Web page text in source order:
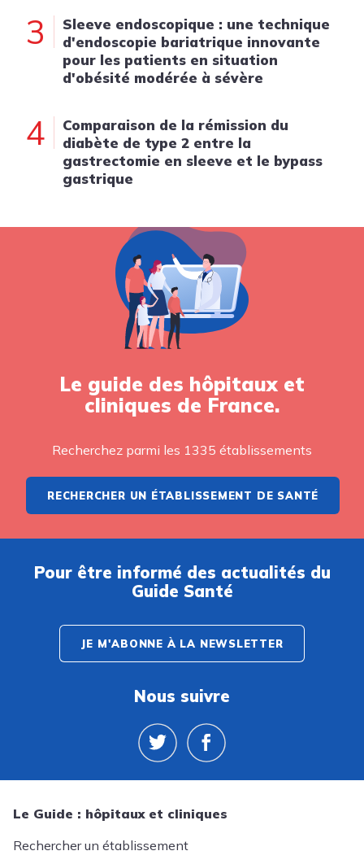
3
Sleeve endoscopique : une technique
d'endoscopie bariatrique innovante
pour les patients en situation
d'obésité modérée à sévère
4
Comparaison de la rémission du
diabète de type 2 entre la
gastrectomie en sleeve et le bypass
gastrique
Le guide des hôpitaux et
cliniques de France.
Recherchez parmi les 1335 établissements
RECHERCHER UN ÉTABLISSEMENT DE SANTÉ
Pour être informé des actualités du
Guide Santé
JE M'ABONNE À LA NEWSLETTER
Nous suivre
Le Guide : hôpitaux et cliniques
Rechercher un établissement